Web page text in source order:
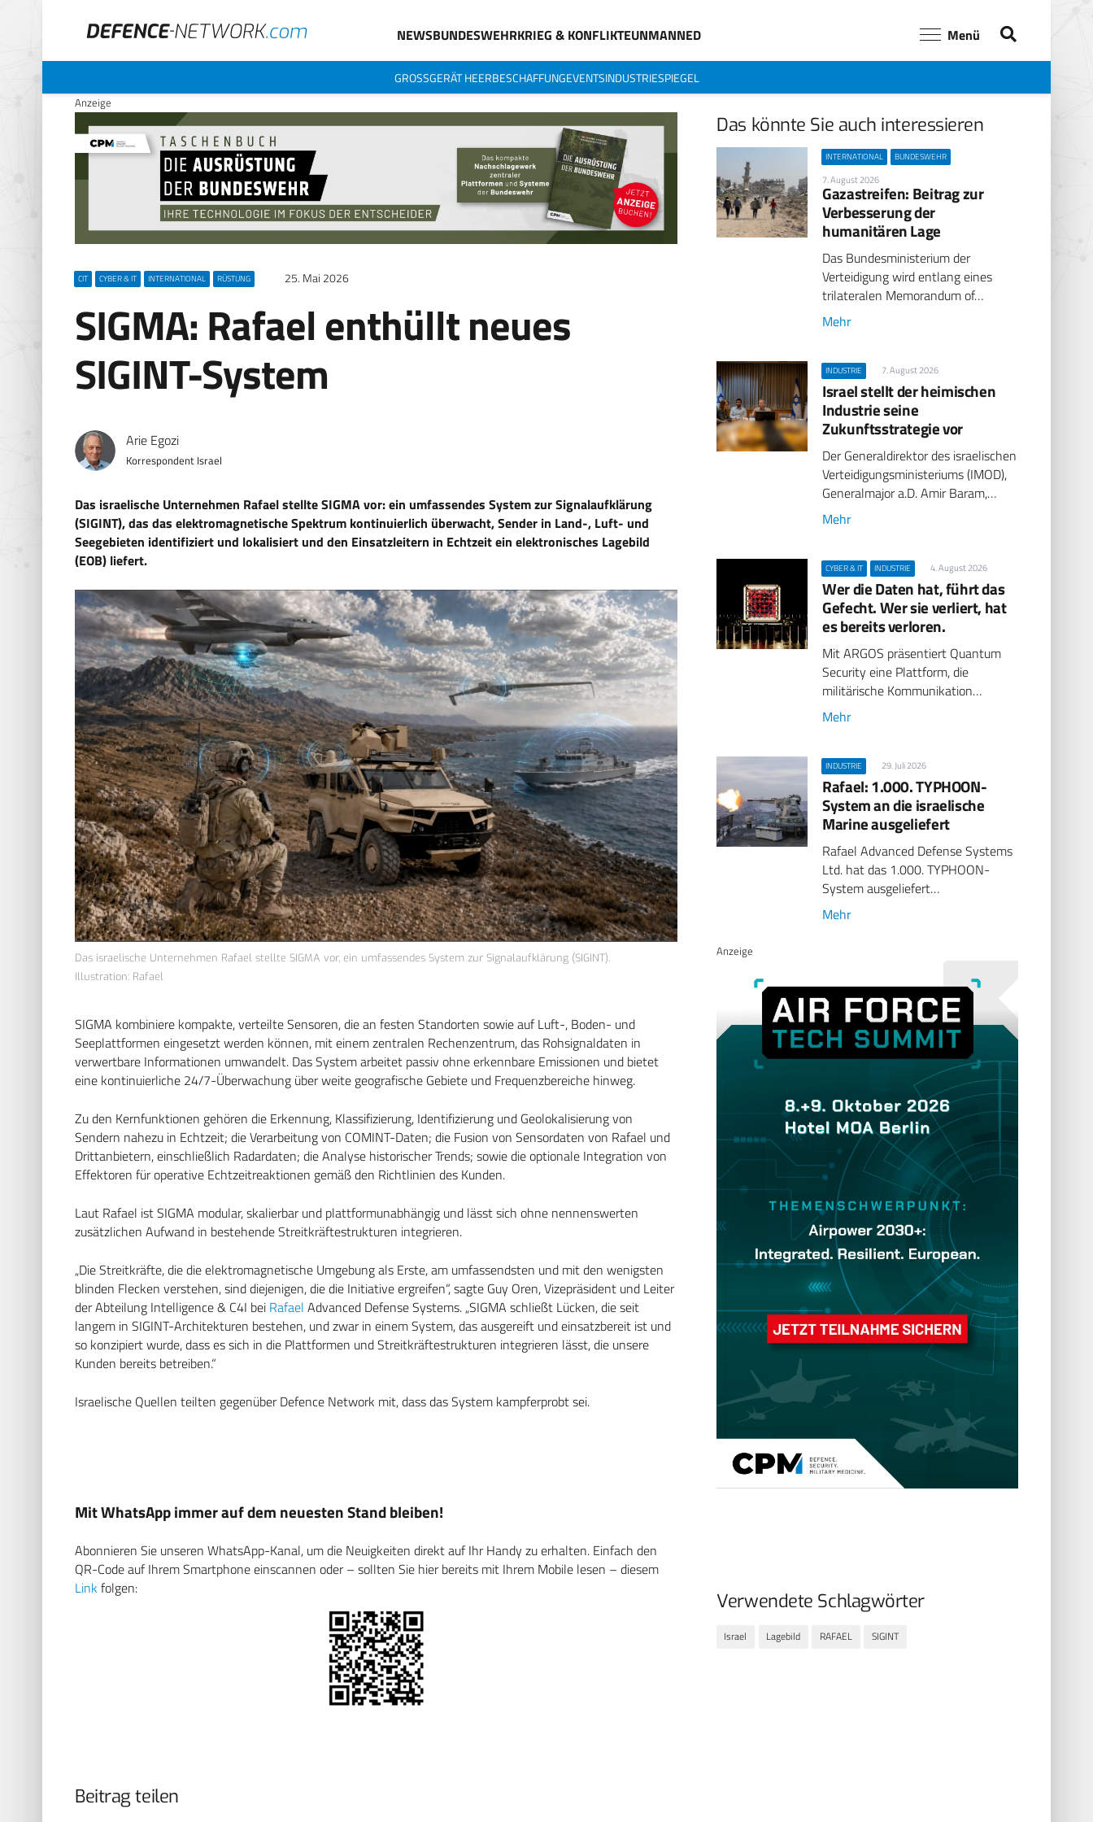
NEWSBUNDESWEHRKRIEG & KONFLIKTEUNMANNED Menü
GROSSGERÄT HEERBESCHAFFUNGEVENTSINDUSTRIESPIEGEL
Anzeige
CIT CYBER & IT INTERNATIONAL RÜSTUNG 25. Mai 2026
SIGMA: Rafael enthüllt neues
SIGINT-System
Arie Egozi
Korrespondent Israel
Das israelische Unternehmen Rafael stellte SIGMA vor: ein umfassendes System zur Signalaufklärung
(SIGINT), das das elektromagnetische Spektrum kontinuierlich überwacht, Sender in Land-, Luft- und
Seegebieten identifiziert und lokalisiert und den Einsatzleitern in Echtzeit ein elektronisches Lagebild
(EOB) liefert.
Das israelische Unternehmen Rafael stellte SIGMA vor, ein umfassendes System zur Signalaufklärung (SIGINT).
Illustration: Rafael
SIGMA kombiniere kompakte, verteilte Sensoren, die an festen Standorten sowie auf Luft-, Boden- und
Seeplattformen eingesetzt werden können, mit einem zentralen Rechenzentrum, das Rohsignaldaten in
verwertbare Informationen umwandelt. Das System arbeitet passiv ohne erkennbare Emissionen und bietet
eine kontinuierliche 24/7-Überwachung über weite geografische Gebiete und Frequenzbereiche hinweg.
Zu den Kernfunktionen gehören die Erkennung, Klassifizierung, Identifizierung und Geolokalisierung von
Sendern nahezu in Echtzeit; die Verarbeitung von COMINT-Daten; die Fusion von Sensordaten von Rafael und
Drittanbietern, einschließlich Radardaten; die Analyse historischer Trends; sowie die optionale Integration von
Effektoren für operative Echtzeitreaktionen gemäß den Richtlinien des Kunden.
Laut Rafael ist SIGMA modular, skalierbar und plattformunabhängig und lässt sich ohne nennenswerten
zusätzlichen Aufwand in bestehende Streitkräftestrukturen integrieren.
„Die Streitkräfte, die die elektromagnetische Umgebung als Erste, am umfassendsten und mit den wenigsten
blinden Flecken verstehen, sind diejenigen, die die Initiative ergreifen“, sagte Guy Oren, Vizepräsident und Leiter
der Abteilung Intelligence & C4I bei Rafael Advanced Defense Systems. „SIGMA schließt Lücken, die seit
langem in SIGINT-Architekturen bestehen, und zwar in einem System, das ausgereift und einsatzbereit ist und
so konzipiert wurde, dass es sich in die Plattformen und Streitkräftestrukturen integrieren lässt, die unsere
Kunden bereits betreiben.“
Israelische Quellen teilten gegenüber Defence Network mit, dass das System kampferprobt sei.
Mit WhatsApp immer auf dem neuesten Stand bleiben!
Abonnieren Sie unseren WhatsApp-Kanal, um die Neuigkeiten direkt auf Ihr Handy zu erhalten. Einfach den
QR-Code auf Ihrem Smartphone einscannen oder – sollten Sie hier bereits mit Ihrem Mobile lesen – diesem
Link folgen:
Beitrag teilen
Das könnte Sie auch interessieren
INTERNATIONAL BUNDESWEHR
7. August 2026
Gazastreifen: Beitrag zur
Verbesserung der
humanitären Lage
Das Bundesministerium der
Verteidigung wird entlang eines
trilateralen Memorandum of…
Mehr
INDUSTRIE 7. August 2026
Israel stellt der heimischen
Industrie seine
Zukunftsstrategie vor
Der Generaldirektor des israelischen
Verteidigungsministeriums (IMOD),
Generalmajor a.D. Amir Baram,…
Mehr
CYBER & IT INDUSTRIE 4. August 2026
Wer die Daten hat, führt das
Gefecht. Wer sie verliert, hat
es bereits verloren.
Mit ARGOS präsentiert Quantum
Security eine Plattform, die
militärische Kommunikation…
Mehr
INDUSTRIE 29. Juli 2026
Rafael: 1.000. TYPHOON-
System an die israelische
Marine ausgeliefert
Rafael Advanced Defense Systems
Ltd. hat das 1.000. TYPHOON-
System ausgeliefert…
Mehr
Anzeige
Verwendete Schlagwörter
Israel Lagebild RAFAEL SIGINT